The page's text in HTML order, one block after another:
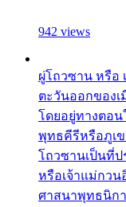
942 views
ผู่โถวซาน หรือ
ตะวันออกของเ
โดยอยู่ทางตอน
พุทธคีรีหรือภูเ
โถวซานเป็นที่
หรือเจ้าแม่กว
ศาสนาพุทธนิก